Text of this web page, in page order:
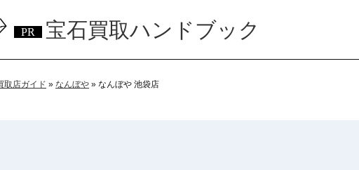
宝石買取ハンドブック
取店ガイド » なんぼや » なんぼや 池袋店